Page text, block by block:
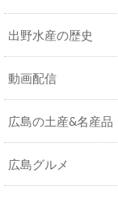
出野水産の歴史
動画配信
広島の土産&名産品
広島グルメ